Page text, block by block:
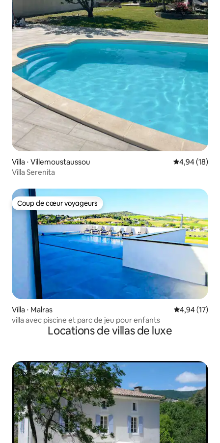
Villa ⋅ Villemoustaussou Évaluation
4,94 (18)
Villa Serenita
Coup de cœur voyageurs
Coup de cœur voyageurs
Villa ⋅ Malras Évaluation
4,94 (17)
villa avec piscine et parc de jeu pour enfants
Locations de villas de luxe